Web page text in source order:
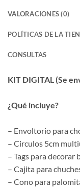
VALORACIONES (0)
POLÍTICAS DE LA
CONSULTAS
KIT DIGITAL (Se
¿Qué incluye?
– Envoltorio para
– Circulos 5cm
– Tags para decorar
– Cajita para
– Cono para